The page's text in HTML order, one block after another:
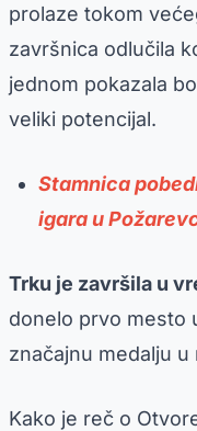
prolaze tokom
završnica odlučila
jednom pokazala
veliki potencijal.
Stamnica
igara u
Trku je završila u
donelo prvo mesto
značajnu medalju
Kako je reč o